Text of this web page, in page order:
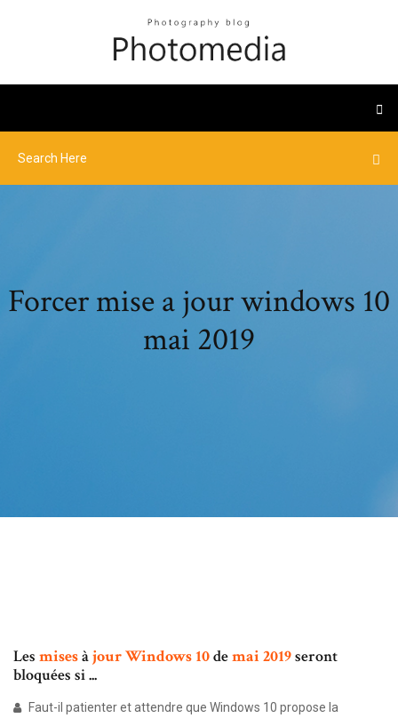
Forcer mise a jour windows 10
mai 2019
Les misesàjourWindows10demai 2019seront
bloquées si ...
Faut-il patienter et attendre que Windows 10 propose la